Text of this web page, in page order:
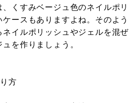
くすみベージュ色のネイルポリ
ースもありますよね。そのよう
ネイルポリッシュやジェルを混ぜ
を作りましょう。
方